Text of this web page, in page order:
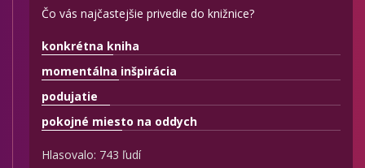
Čo vás najčastejšie privedie do knižnice?
konkrétna kniha
momentálna inšpirácia
podujatie
pokojné miesto na oddych
Hlasovalo: 743 ľudí